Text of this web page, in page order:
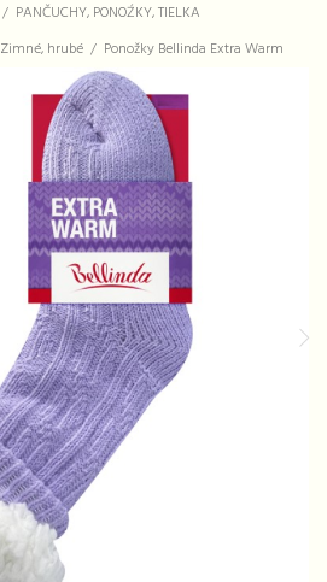
PANČUCHY, PONOŹKY, TIELKA
Zimné, hrubé Ponožky Bellinda Extra Warm